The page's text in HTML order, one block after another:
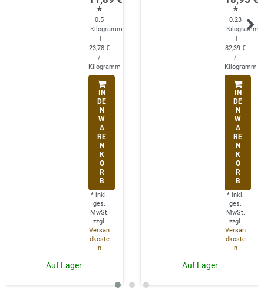
*
0.5
Kilogramm
|
23,78 €
/
Kilogramm
IN
DE
N
W
A
RE
N
K
O
R
B
* inkl.
ges.
MwSt.
zzgl.
Versan
dkoste
n
Auf Lager
*
0.23
Kilogramm
|
82,39 €
/
Kilogramm
IN
DE
N
W
A
RE
N
K
O
R
B
* inkl.
ges.
MwSt.
zzgl.
Versan
dkoste
n
Auf Lager